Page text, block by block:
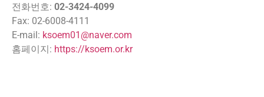
전화번호: 02-3424-4099
Fax: 02-6008-4111
E-mail: ksoem01@naver.com
홈페이지: https://ksoem.or.kr